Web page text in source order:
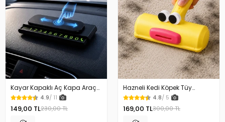
Kayar Kapaklı Aç Kapa Araç
Torpido Üstü Fosforlu
Numaratör Park Numaratörü
4.9/ 11
149,00 TL230,00 TL
Hazneli Kedi Köpek Tüy
Temizleyici Kıl Toplayıcı Ördek
Tasarımlı
4.8/ 5
169,00 TL300,00 TL